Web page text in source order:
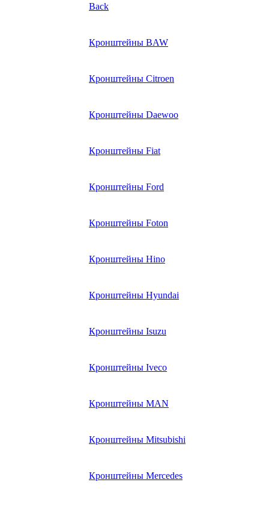
Back
Кронштейны BAW
Кронштейны Citroen
Кронштейны Daewoo
Кронштейны Fiat
Кронштейны Ford
Кронштейны Foton
Кронштейны Hino
Кронштейны Hyundai
Кронштейны Isuzu
Кронштейны Iveco
Кронштейны MAN
Кронштейны Mitsubishi
Кронштейны Mеrcedes